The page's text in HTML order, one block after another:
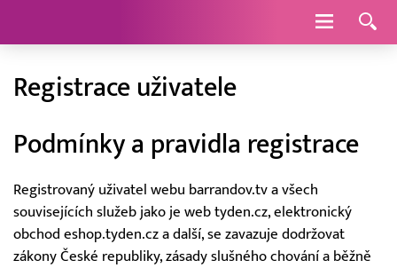
Navigace
Registrace uživatele
Podmínky a pravidla registrace
Registrovaný uživatel webu barrandov.tv a všech
souvisejících služeb jako je web tyden.cz, elektronický
obchod eshop.tyden.cz a další, se zavazuje dodržovat
zákony České republiky, zásady slušného chování a běžně